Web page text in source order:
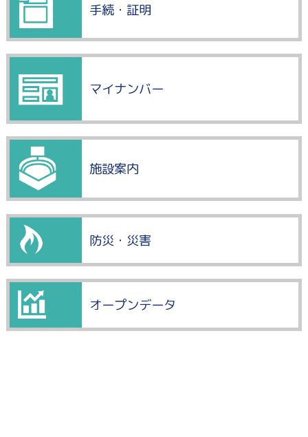
手続・証明
マイナンバー
施設案内
防災・災害
オープンデータ